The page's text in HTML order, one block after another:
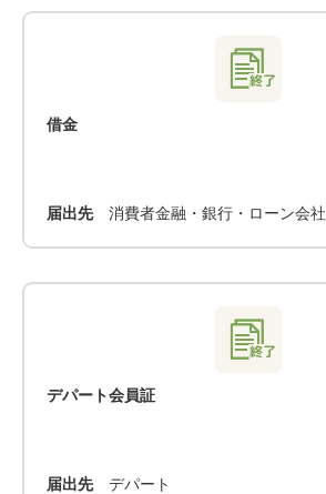
借金
届出先消費者金融・銀行・ローン会社
デパート会員証
届出先デパート